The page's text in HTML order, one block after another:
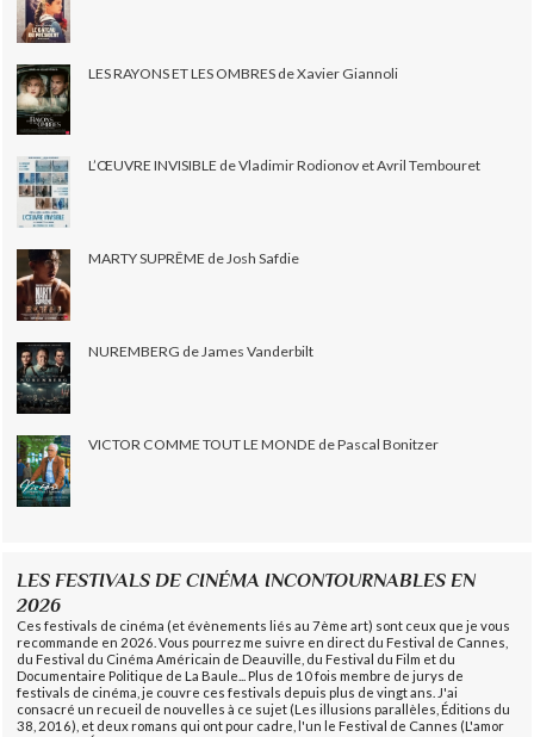
LES RAYONS ET LES OMBRES de Xavier Giannoli
L’ŒUVRE INVISIBLE de Vladimir Rodionov et Avril Tembouret
MARTY SUPRÊME de Josh Safdie
NUREMBERG de James Vanderbilt
VICTOR COMME TOUT LE MONDE de Pascal Bonitzer
LES FESTIVALS DE CINÉMA INCONTOURNABLES EN
2026
Ces festivals de cinéma (et évènements liés au 7ème art) sont ceux que je vous
recommande en 2026. Vous pourrez me suivre en direct du Festival de Cannes,
du Festival du Cinéma Américain de Deauville, du Festival du Film et du
Documentaire Politique de La Baule... Plus de 10 fois membre de jurys de
festivals de cinéma, je couvre ces festivals depuis plus de vingt ans. J'ai
consacré un recueil de nouvelles à ce sujet (Les illusions parallèles, Éditions du
38, 2016), et deux romans qui ont pour cadre, l'un le Festival de Cannes (L'amor